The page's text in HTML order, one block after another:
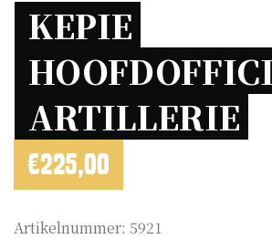
KEPIE
ARTILLERIE
€225,00
Artikelnummer: 5921